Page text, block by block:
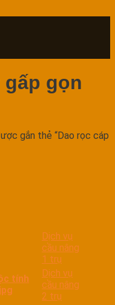
gấp gọn
gắn thẻ “Dao rọc cáp
Dịch vụ
cầu nâng
1 trụ
Dịch vụ
cầu nâng
2 trụ